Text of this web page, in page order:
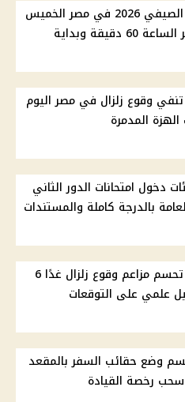
انتهاء التوقيت الصيفي 2026 في مصر الخميس
29 أكتوبر وتأخير الساعة 60 دقيقة وبداية
تنفي وقوع زلزال في مصر اليوم
المدمرة
دخول امتحانات الدور الثاني
العامة بالدرجة كاملة والمستندات
البحوث الفلكية تحسم مزاعم وقوع زلزال غدًا 6
علمي على التوقعات
وضع حقائب السفر بالمقعد
رخصة القيادة